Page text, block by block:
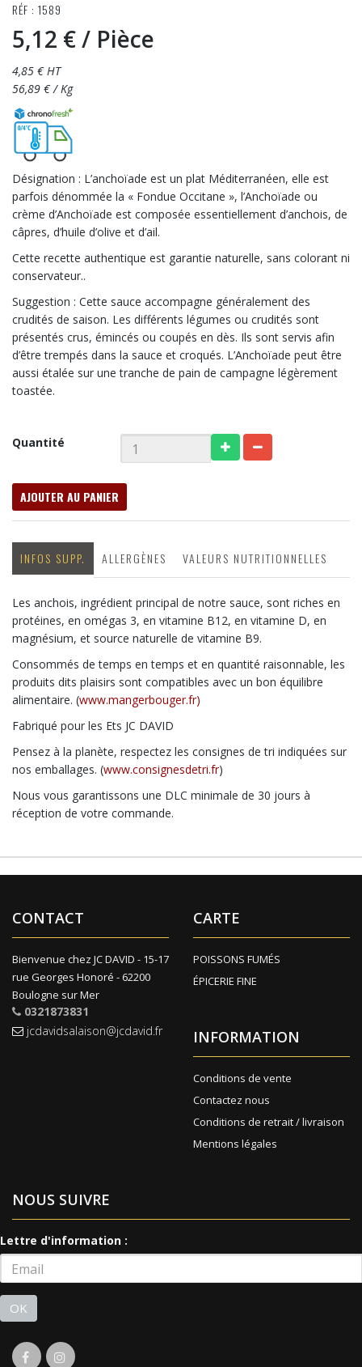
RÉF : 1589
5,12 €/ Pièce
4,85 € HT
56,89 € / Kg
Désignation : L’anchoïade est un plat Méditerranéen, elle est
parfois dénommée la « Fondue Occitane », l’Anchoïade ou
crème d’Anchoïade est composée essentiellement d’anchois, de
câpres, d’huile d’olive et d’ail.
Cette recette authentique est garantie naturelle, sans colorant ni
conservateur..
Suggestion : Cette sauce accompagne généralement des
crudités de saison. Les différents légumes ou crudités sont
présentés crus, émincés ou coupés en dès. Ils sont servis afin
d’être trempés dans la sauce et croqués. L’Anchoïade peut être
aussi étalée sur une tranche de pain de campagne légèrement
toastée.
Quantité
AJOUTER AU PANIER
INFOS SUPP. ALLERGÈNES VALEURS NUTRITIONNELLES
Les anchois, ingrédient principal de notre sauce, sont riches en
protéines, en omégas 3, en vitamine B12, en vitamine D, en
magnésium, et source naturelle de vitamine B9.
Consommés de temps en temps et en quantité raisonnable, les
produits dits plaisirs sont compatibles avec un bon équilibre
alimentaire. (www.mangerbouger.fr)
Fabriqué pour les Ets JC DAVID
Pensez à la planète, respectez les consignes de tri indiquées sur
nos emballages. (www.consignesdetri.fr)
Nous vous garantissons une DLC minimale de 30 jours à
réception de votre commande.
CONTACT
Bienvenue chez JC DAVID - 15-17
rue Georges Honoré - 62200
Boulogne sur Mer
0321873831
jcdavidsalaison@jcdavid.fr
CARTE
POISSONS FUMÉS
ÉPICERIE FINE
INFORMATION
Conditions de vente
Contactez nous
Conditions de retrait / livraison
Mentions légales
NOUS SUIVRE
Lettre d'information :
OK